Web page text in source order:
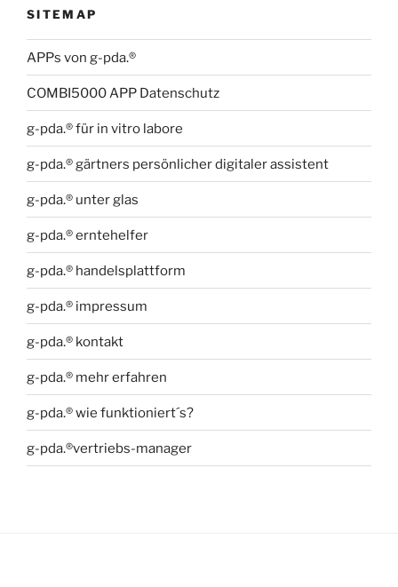
SITEMAP
APPs von g-pda.®
COMBI5000 APP Datenschutz
g-pda.® für in vitro labore
g-pda.® gärtners persönlicher digitaler assistent
g-pda.® unter glas
g-pda.® erntehelfer
g-pda.® handelsplattform
g-pda.® impressum
g-pda.® kontakt
g-pda.® mehr erfahren
g-pda.® wie funktioniert´s?
g-pda.®vertriebs-manager